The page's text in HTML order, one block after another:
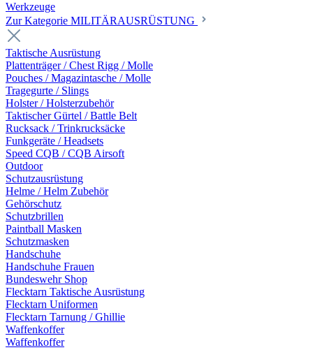
Werkzeuge
Zur Kategorie MILITÄRAUSRÜSTUNG
Taktische Ausrüstung
Plattenträger / Chest Rigg / Molle
Pouches / Magazintasche / Molle
Tragegurte / Slings
Holster / Holsterzubehör
Taktischer Gürtel / Battle Belt
Rucksack / Trinkrucksäcke
Funkgeräte / Headsets
Speed CQB / CQB Airsoft
Outdoor
Schutzausrüstung
Helme / Helm Zubehör
Gehörschutz
Schutzbrillen
Paintball Masken
Schutzmasken
Handschuhe
Handschuhe Frauen
Bundeswehr Shop
Flecktarn Taktische Ausrüstung
Flecktarn Uniformen
Flecktarn Tarnung / Ghillie
Waffenkoffer
Waffenkoffer